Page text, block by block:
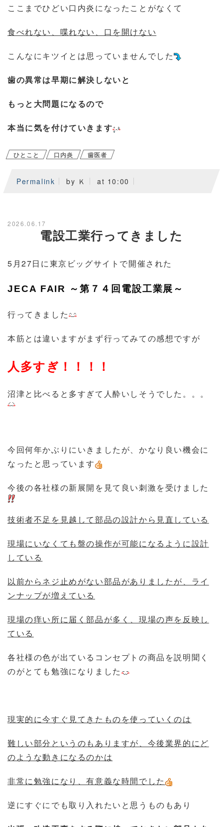
ここまでひどい口内炎になったことがなくて
食べれない、喋れない、口を開けない
こんなにキツイとは思っていませんでした
歯の異常は早期に解決しないと
もっと大問題になるので
本当に気を付けていきます
ひとこと 口内炎 歯医者
Permalink by Ｋ at 10:00
2026.06.17
電設工業行ってきました
5月27日に東京ビッグサイトで開催された
JECA FAIR ～第７４回電設工業展～
行ってきました
本筋とは違いますがまず行ってみての感想ですが
人多すぎ！！！！
沼津と比べると多すぎて人酔いしそうでした。。。
今回何年かぶりにいきましたが、かなり良い機会に
なったと思っています
今後の各社様の新展開を見て良い刺激を受けました
技術者不足を見越して部品の設計から見直している
現場にいなくても盤の操作が可能になるように設計
している
以前からネジ止めがない部品がありましたが、ライ
ンナップが増えている
現場の痒い所に届く部品が多く、現場の声を反映し
ている
各社様の色が出ているコンセプトの商品を説明聞く
のがとても勉強になりました
現実的に今すぐ見てきたものを使っていくのは
難しい部分というのもありますが、今後業界的にど
のような動きになるのかは
非常に勉強になり、有意義な時間でした
逆にすぐにでも取り入れたいと思うものもあり